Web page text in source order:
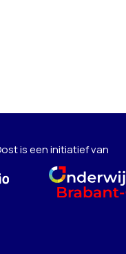
is een initiatief van